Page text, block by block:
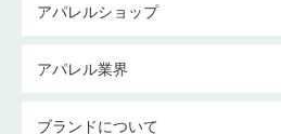
アパレルショップ
アパレル業界
ブランドについて